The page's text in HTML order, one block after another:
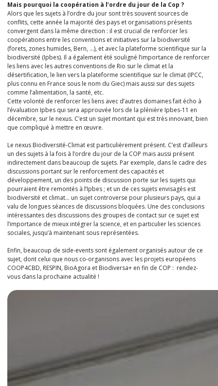
Mais pourquoi la coopération à l’ordre du jour de la Cop ?
Alors que les sujets à l’ordre du jour sont très souvent sources de
conflits, cette année la majorité des pays et organisations présents
convergent dans la même direction : il est crucial de renforcer les
coopérations entre les conventions et initiatives sur la biodiversité
(forets, zones humides, Bern, …), et avec la plateforme scientifique sur la
biodiversité (Ipbes). Il a également été souligné l’importance de renforcer
les liens avec les autres conventions de Rio sur le climat et la
désertification, le lien vers la plateforme scientifique sur le climat (IPCC,
plus connu en France sous le nom du Giec) mais aussi sur des sujets
comme l’alimentation, la santé, etc.
Cette volonté de renforcer les liens avec d’autres domaines fait écho à
l’évaluation Ipbes qui sera approuvée lors de la plénière Ipbes-11 en
décembre, sur le nexus. C’est un sujet montant qui est très innovant, bien
que compliqué à mettre en œuvre.
Le nexus Biodiversité-Climat est particulièrement présent. C’est d’ailleurs
un des sujets à la fois à l’ordre du jour de la COP mais aussi présent
indirectement dans beaucoup de sujets. Par exemple, dans le cadre des
discussions portant sur le renforcement des capacités et
développement, un des points de discussion porte sur les sujets qui
pourraient être remontés à l’Ipbes ; et un de ces sujets envisagés est
biodiversité et climat… un sujet controverse pour plusieurs pays, qui a
valu de longues séances de discussions bloquées. Une des conclusions
intéressantes des discussions des groupes de contact sur ce sujet est
l’importance de mieux intégrer la science, et en particulier les sciences
sociales, jusqu’à maintenant sous représentées.
Enfin, beaucoup de side-events sont également organisés autour de ce
sujet, dont celui que nous co-organisons avec les projets européens
COOP4CBD, RESPIN, BioAgora et Biodiversa+ en fin de COP : rendez-
vous dans la prochaine actualité !